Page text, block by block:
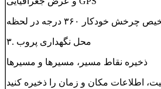
چرخش خودکار ۳۶۰ درجه در لحظه
۳. محل نگهداری پروب
ذخیره نقاط مسیر، مسیرها و مسیرها
اطلاعات مکان و زمان را ذخیره کنید